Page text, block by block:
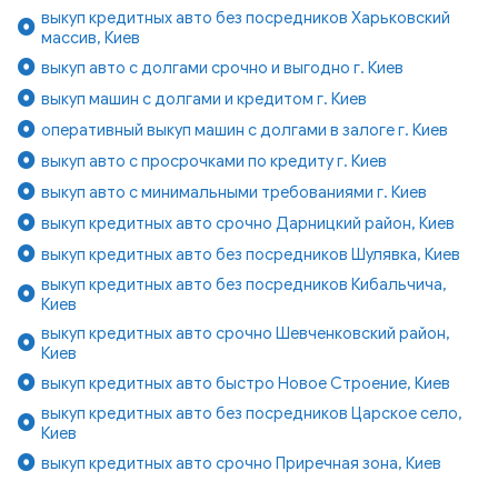
выкуп кредитных авто без посредников Харьковский
массив, Киев
выкуп авто с долгами срочно и выгодно г. Киев
выкуп машин с долгами и кредитом г. Киев
оперативный выкуп машин с долгами в залоге г. Киев
выкуп авто с просрочками по кредиту г. Киев
выкуп авто с минимальными требованиями г. Киев
выкуп кредитных авто срочно Дарницкий район, Киев
выкуп кредитных авто без посредников Шулявка, Киев
выкуп кредитных авто без посредников Кибальчича,
Киев
выкуп кредитных авто срочно Шевченковский район,
Киев
выкуп кредитных авто быстро Новое Строение, Киев
выкуп кредитных авто без посредников Царское село,
Киев
выкуп кредитных авто срочно Приречная зона, Киев